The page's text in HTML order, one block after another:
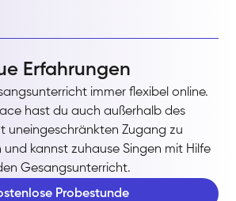
Erfahrungen
immer flexibel online.
hast du auch außerhalb des
uneingeschränkten Zugang zu
kannst zuhause Singen mit Hilfe
Gesangsunterricht.
Probestunde